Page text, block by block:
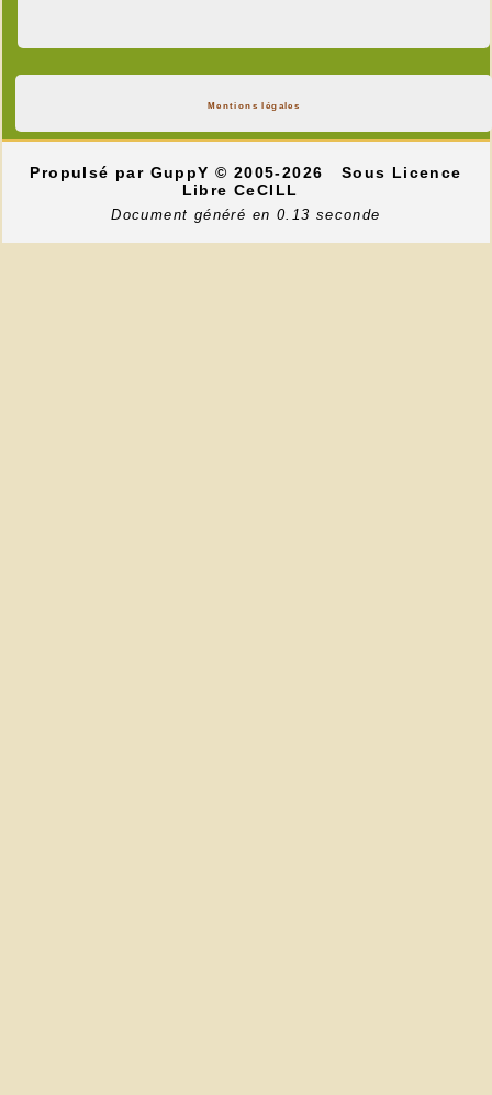
Mentions légales
Propulsé par GuppY© 2005-2026
Sous Licence
Libre CeCILL
Document généré en 0.13 seconde